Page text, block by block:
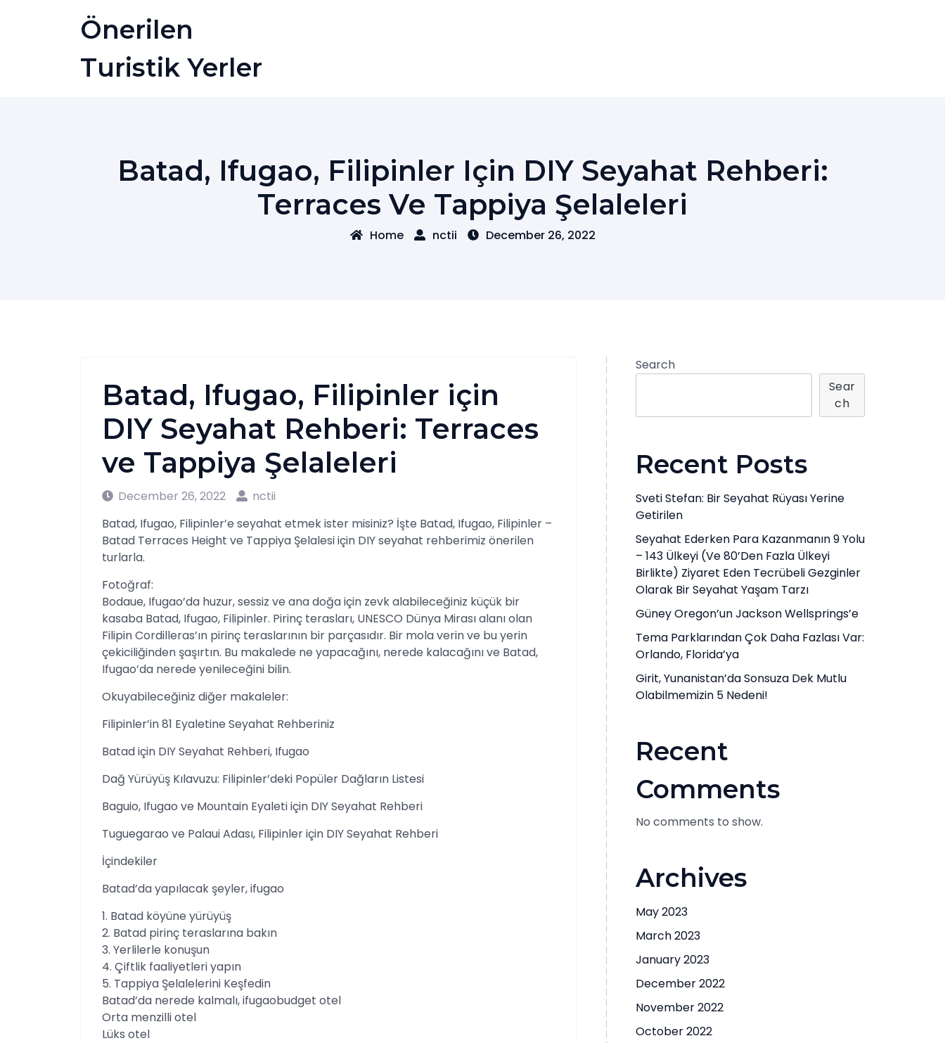
Önerilen
Turistik Yerler
Batad, Ifugao, Filipinler Için DIY Seyahat Rehberi:
Terraces Ve Tappiya Şelaleleri
Home nctii December 26, 2022
Batad, Ifugao, Filipinler için
DIY Seyahat Rehberi: Terraces
ve Tappiya Şelaleleri
December 26, 2022
nctii
Batad, Ifugao, Filipinler’e seyahat etmek ister misiniz? İşte Batad, Ifugao, Filipinler –
Batad Terraces Height ve Tappiya Şelalesi için DIY seyahat rehberimiz önerilen
turlarla.
Fotoğraf:
Bodaue, Ifugao’da huzur, sessiz ve ana doğa için zevk alabileceğiniz küçük bir
kasaba Batad, Ifugao, Filipinler. Pirinç terasları, UNESCO Dünya Mirası alanı olan
Filipin Cordilleras’ın pirinç teraslarının bir parçasıdır. Bir mola verin ve bu yerin
çekiciliğinden şaşırtın. Bu makalede ne yapacağını, nerede kalacağını ve Batad,
Ifugao’da nerede yenileceğini bilin.
Okuyabileceğiniz diğer makaleler:
Filipinler’in 81 Eyaletine Seyahat Rehberiniz
Batad için DIY Seyahat Rehberi, Ifugao
Dağ Yürüyüş Kılavuzu: Filipinler’deki Popüler Dağların Listesi
Baguio, Ifugao ve Mountain Eyaleti için DIY Seyahat Rehberi
Tuguegarao ve Palaui Adası, Filipinler için DIY Seyahat Rehberi
İçindekiler
Batad’da yapılacak şeyler, ifugao
1. Batad köyüne yürüyüş
2. Batad pirinç teraslarına bakın
3. Yerlilerle konuşun
4. Çiftlik faaliyetleri yapın
5. Tappiya Şelalelerini Keşfedin
Batad’da nerede kalmalı, ifugaobudget otel
Orta menzilli otel
Lüks otel
Search
Sear
Ch
Recent Posts
Sveti Stefan: Bir Seyahat Rüyası Yerine
Getirilen
Seyahat Ederken Para Kazanmanın 9 Yolu
– 143 Ülkeyi (ve 80’den Fazla Ülkeyi
Birlikte) Ziyaret Eden Tecrübeli Gezginler
Olarak Bir Seyahat Yaşam Tarzı
Güney Oregon’un Jackson Wellsprings’e
Tema Parklarından Çok Daha Fazlası Var:
Orlando, Florida’ya
Girit, Yunanistan’da Sonsuza Dek Mutlu
Olabilmemizin 5 Nedeni!
Recent
Comments
No comments to show.
Archives
May 2023
March 2023
January 2023
December 2022
November 2022
October 2022